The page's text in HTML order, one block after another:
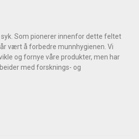
syk. Som pionerer innenfor dette feltet
vært å forbedre munnhygienen. Vi
og fornye våre produkter, men har
med forsknings- og